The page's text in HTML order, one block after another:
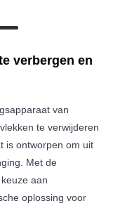
verbergen en
van
te verwijderen
is ontworpen om uit
Met de
aan
oplossing voor